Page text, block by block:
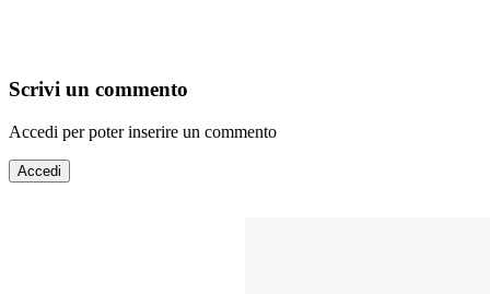
Scrivi un commento
Accedi per poter inserire un commento
Accedi